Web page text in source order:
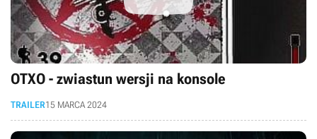
OTXO - zwiastun wersji na konsole
TRAILER15 MARCA 2024